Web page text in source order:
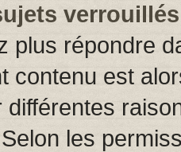
plus répondre
contenu est
les